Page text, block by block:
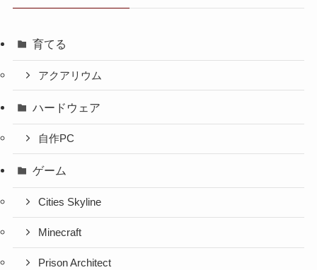
育てる
アクアリウム
ハードウェア
自作PC
ゲーム
Cities Skyline
Minecraft
Prison Architect